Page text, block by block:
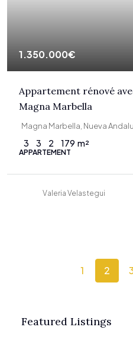
1.350.000€
Appartement rénové
Magna Marbella
Magna Marbella, Nueva
3 3 2 179 m²
APPARTEMENT
Valeria Velastegui
1 2
Featured Listings